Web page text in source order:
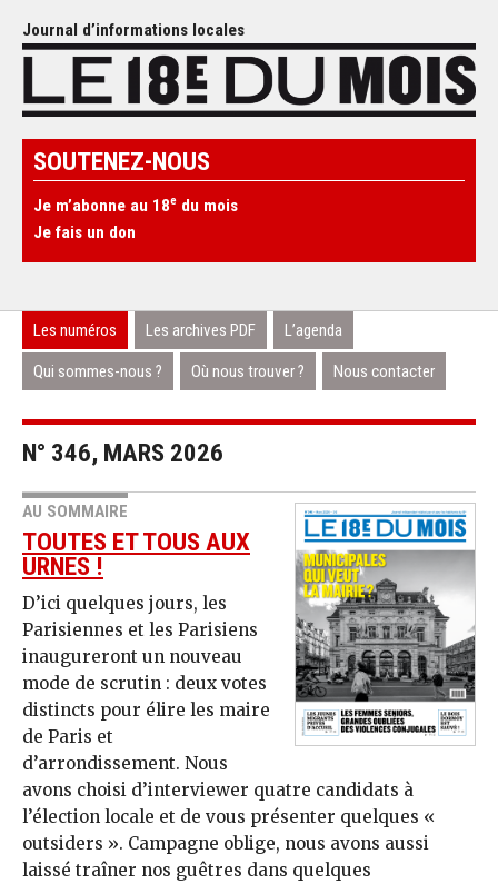
Journal d’informations locales
SOUTENEZ-NOUS
Je m’abonne au 18e du mois
Je fais un don
Les numéros Les archives PDF L’agenda
Qui sommes-nous ? Où nous trouver ? Nous contacter
N° 346, MARS 2026
AU SOMMAIRE
TOUTES ET TOUS AUX
URNES !
D’ici quelques jours, les
Parisiennes et les Parisiens
inaugureront un nouveau
mode de scrutin : deux votes
distincts pour élire les maire
de Paris et
d’arrondissement. Nous
avons choisi d’interviewer quatre candidats à
l’élection locale et de vous présenter quelques «
outsiders ». Campagne oblige, nous avons aussi
laissé traîner nos guêtres dans quelques